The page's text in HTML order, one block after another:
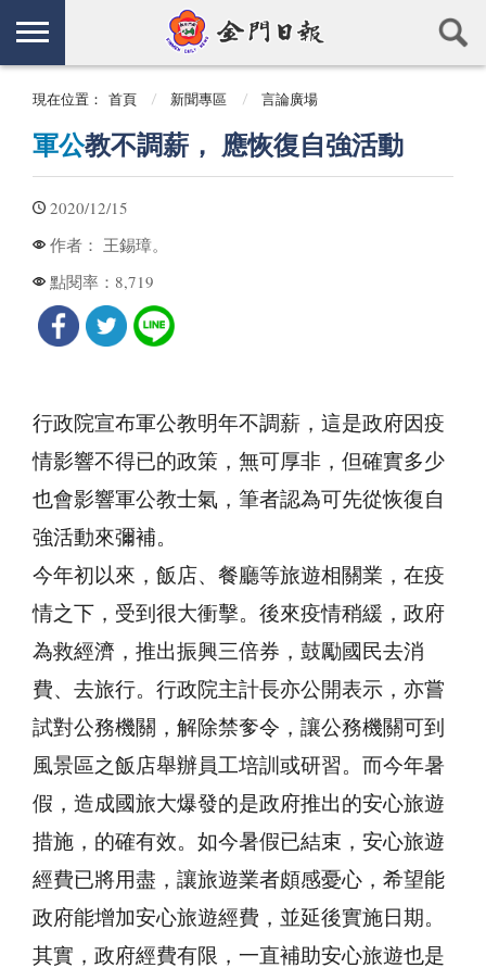
現在位置： 首頁 新聞專區 言論廣場
軍公教不調薪， 應恢復自強活動
2020/12/15
作者： 王錫璋。
點閱率： 8,719
行政院宣布軍公教明年不調薪，這是政府因疫
情影響不得已的政策，無可厚非，但確實多少
也會影響軍公教士氣，筆者認為可先從恢復自
強活動來彌補。
今年初以來，飯店、餐廳等旅遊相關業，在疫
情之下，受到很大衝擊。後來疫情稍緩，政府
為救經濟，推出振興三倍券，鼓勵國民去消
費、去旅行。行政院主計長亦公開表示，亦嘗
試對公務機關，解除禁奓令，讓公務機關可到
風景區之飯店舉辦員工培訓或研習。而今年暑
假，造成國旅大爆發的是政府推出的安心旅遊
措施，的確有效。如今暑假已結束，安心旅遊
經費已將用盡，讓旅遊業者頗感憂心，希望能
政府能增加安心旅遊經費，並延後實施日期。
其實，政府經費有限，一直補助安心旅遊也是